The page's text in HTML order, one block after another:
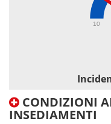
10
CONDIZIONI
INSEDIAMENTI